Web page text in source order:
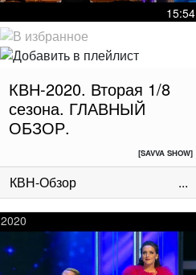
15:54
КВН-2020. Вторая 1/8
сезона. ГЛАВНЫЙ
ОБЗОР.
[SAVVA SHOW]
КВН-Обзор ...
2020